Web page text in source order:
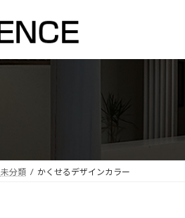
未分類 かくせるデザインカラー